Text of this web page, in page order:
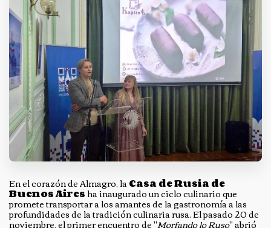
En el corazón de Almagro, laCasa de Rusia de
Buenos Airesha inaugurado un ciclo culinario que
promete transportar a los amantes de la gastronomía a las
profundidades de la tradición culinaria rusa. El pasado 20 de
noviembre, el primer encuentro de "Morfando lo Ruso" abrió